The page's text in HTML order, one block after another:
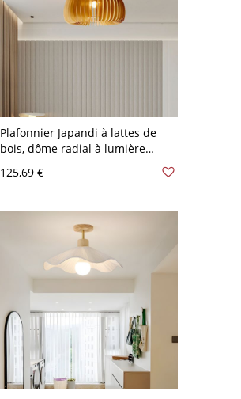
Plafonnier Japandi à lattes de
bois, dôme radial à lumière
d’ambiance douce pour entrée -
Naturel 110 V-120 V 17,78 cm
125,69 €